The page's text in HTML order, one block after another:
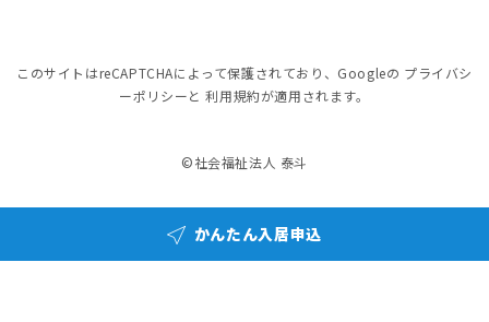
かんたん入居申込
このサイトはreCAPTCHAによって保護されており、Googleの プライバシ
ーポリシーと利用規約が適用されます。
©社会福祉法人 泰斗